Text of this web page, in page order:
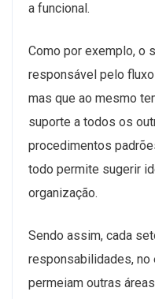
a funcional.
Como por exemplo, o
responsável pelo
mas que ao mesmo
suporte a todos os
procedimentos
todo permite sugerir
organização.
Sendo assim, cada
responsabilidades, no
permeiam outras